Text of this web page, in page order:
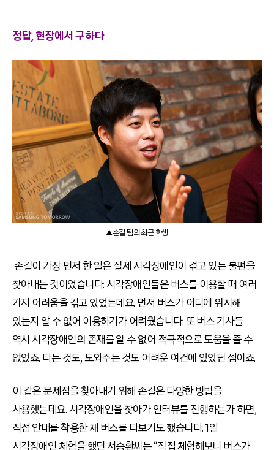
정답, 현장에서 구하다
▲손길 팀의 최근 학생
손길이 가장 먼저 한 일은 실제 시각장애인이 겪고 있는 불편을
찾아내는 것이었습니다. 시각장애인들은 버스를 이용할 때 여러
가지 어려움을 겪고 있었는데요. 먼저 버스가 어디에 위치해
있는지 알 수 없어 이용하기가 어려웠습니다. 또 버스 기사들
역시 시각장애인의 존재를 알 수 없어 적극적으로 도움을 줄 수
없었죠. 타는 것도, 도와주는 것도 어려운 여건에 있었던 셈이죠.
이 같은 문제점을 찾아내기 위해 손길은 다양한 방법을
사용했는데요. 시각장애인을 찾아가 인터뷰를 진행하는가 하면,
직접 안대를 착용한 채 버스를 타보기도 했습니다. 1일
시각장애인 체험을 했던 서승환씨는 “직접 체험해보니 버스가